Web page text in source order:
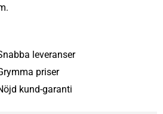
leveranser
priser
kund-garanti